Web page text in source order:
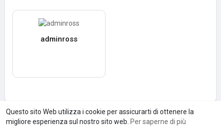
Questo sito Web utilizza i cookie per assicurarti di ottenere la
migliore esperienza sul nostro sito web. Per saperne di più
adminross